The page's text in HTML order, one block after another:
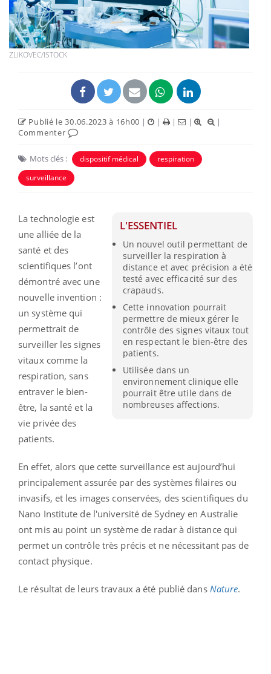
ZLIKOVEC/ISTOCK
Publié le 30.06.2023 à 16h00 | | | |
|
Commenter
Mots clés : dispositif médical
respiration
surveillance
L'ESSENTIEL
Un nouvel outil permettant de
surveiller la respiration à
distance et avec précision a été
testé avec efficacité sur des
crapauds.
Cette innovation pourrait
permettre de mieux gérer le
contrôle des signes vitaux tout
en respectant le bien-être des
patients.
Utilisée dans un
environnement clinique elle
pourrait être utile dans de
nombreuses affections.
La technologie est
une alliée de la
santé et des
scientifiques l’ont
démontré avec une
nouvelle invention :
un système qui
permettrait de
surveiller les signes
vitaux comme la
respiration, sans
entraver le bien-
être, la santé et la
vie privée des
patients.
En effet, alors que cette surveillance est aujourd’hui
principalement assurée par des systèmes filaires ou
invasifs, et les images conservées, des scientifiques du
Nano Institute de l'université de Sydney en Australie
ont mis au point un système de radar à distance qui
permet un contrôle très précis et ne nécessitant pas de
contact physique.
Le résultat de leurs travaux a été publié dans Nature.